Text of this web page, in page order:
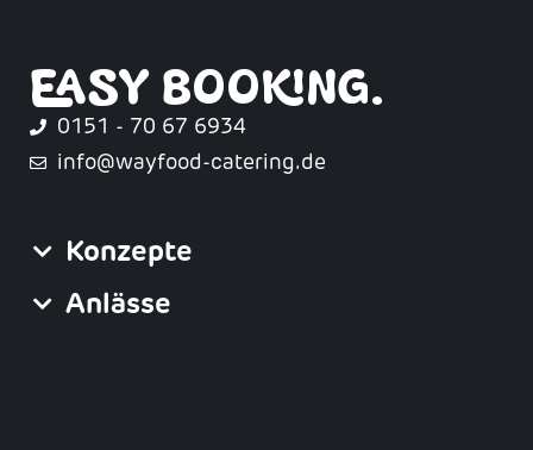
EASY BOOKING.
0151 - 70 67 6934
info@wayfood-catering.de
Konzepte
Anlässe